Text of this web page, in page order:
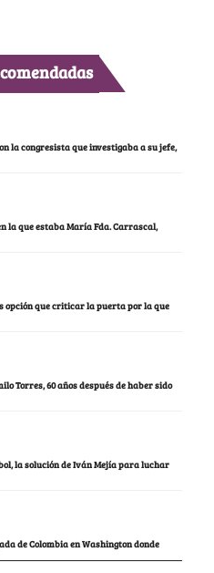
la congresista que investigaba a su jefe,
la que estaba María Fda. Carrascal,
opción que criticar la puerta por la que
Torres, 60 años después de haber sido
la solución de Iván Mejía para luchar
de Colombia en Washington donde